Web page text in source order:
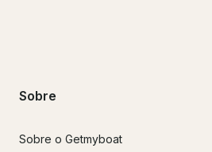
Sobre
Sobre o Getmyboat